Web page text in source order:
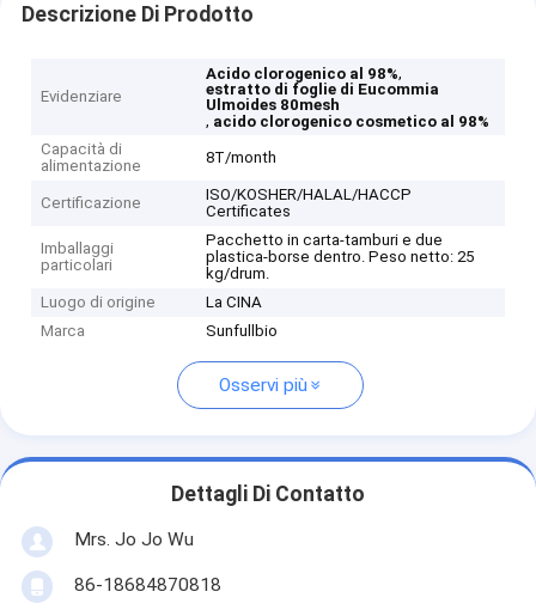
Descrizione Di Prodotto
Evidenziare
Acido clorogenico al 98%,
estratto di foglie di Eucommia
Ulmoides 80mesh
, acido clorogenico cosmetico al 98%
Capacità di
alimentazione
8T/month
Certificazione
ISO/KOSHER/HALAL/HACCP
Certificates
Imballaggi
particolari
Pacchetto in carta-tamburi e due
plastica-borse dentro. Peso netto: 25
kg/drum.
Luogo di origine
La CINA
Marca
Sunfullbio
Osservi più
Dettagli Di Contatto
Mrs. Jo Jo Wu
86-18684870818